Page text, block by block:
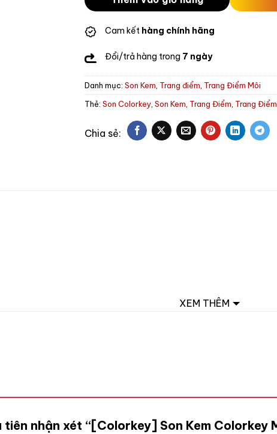
Cam kết hàng chính hãng
Đổi/trả hàng trong 7 ngày
Danh mục:Son Kem, Trang điểm, Trang Điểm Môi
Thẻ:Son Colorkey,Son Kem, Trang Điểm, Trang
XEM THÊM
tiên nhận xét “[Colorkey] Son Kem Colorkey